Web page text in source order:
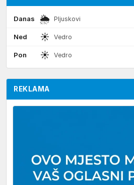
Danas 🌦 Pljuskovi
Ned ☀ Vedro
Pon ☀ Vedro
REKLAMA